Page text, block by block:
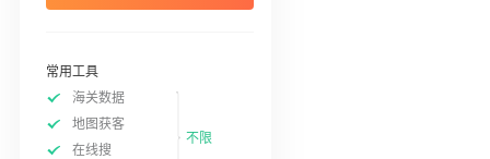
常用工具
海关数据
地图获客
在线搜
不限